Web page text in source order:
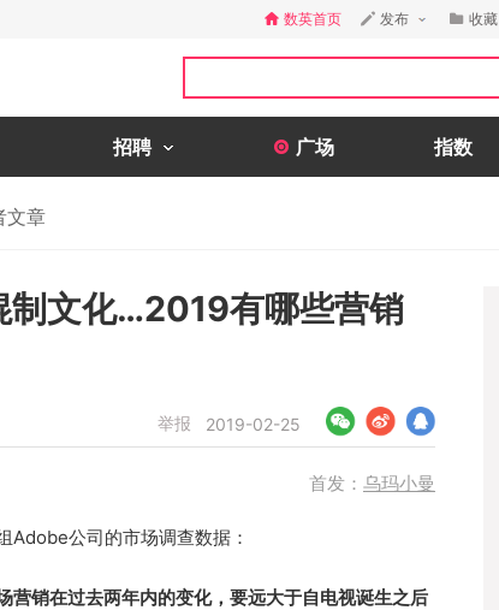
数英首页 发布 收藏
招聘 广场 指数
文章
制文化…2019有哪些营销
举报 2019-02-25
首发： 乌玛小曼
Adobe公司的市场调查数据：
营销在过去两年内的变化，要远大于自电视诞生之后